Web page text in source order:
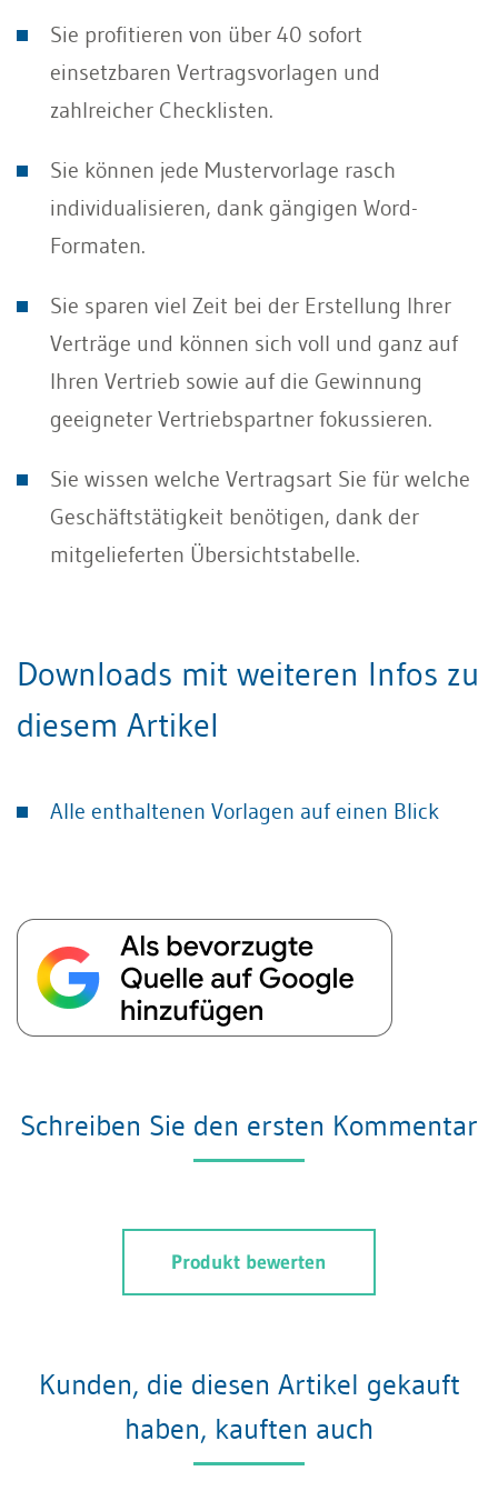
Sie profitieren von über 40 sofort
einsetzbaren Vertragsvorlagen und
zahlreicher Checklisten.
Sie können jede Mustervorlage rasch
individualisieren, dank gängigen Word-
Formaten.
Sie sparen viel Zeit bei der Erstellung Ihrer
Verträge und können sich voll und ganz auf
Ihren Vertrieb sowie auf die Gewinnung
geeigneter Vertriebspartner fokussieren.
Sie wissen welche Vertragsart Sie für welche
Geschäftstätigkeit benötigen, dank der
mitgelieferten Übersichtstabelle.
Downloads mit weiteren Infos zu
diesem Artikel
Alle enthaltenen Vorlagen auf einen Blick
Schreiben Sie den ersten Kommentar
Produkt bewerten
Kunden, die diesen Artikel gekauft
haben, kauften auch